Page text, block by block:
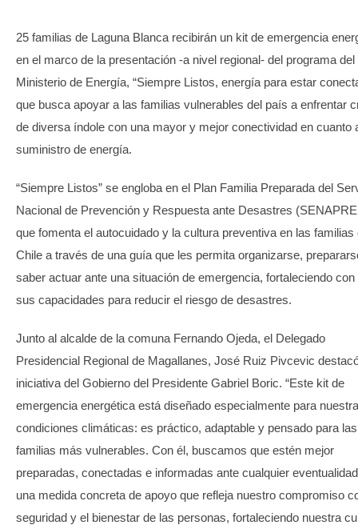
25 familias de Laguna Blanca recibirán un kit de emergencia
en el marco de la presentación -a nivel regional- del programa del
Ministerio de Energía, “Siempre Listos, energía para estar
que busca apoyar a las familias vulnerables del país a enfrentar
de diversa índole con una mayor y mejor conectividad en cuanto
suministro de energía.
“Siempre Listos” se engloba en el Plan Familia Preparada del
Nacional de Prevención y Respuesta ante Desastres
que fomenta el autocuidado y la cultura preventiva en las familias
Chile a través de una guía que les permita organizarse,
saber actuar ante una situación de emergencia, fortaleciendo con
sus capacidades para reducir el riesgo de desastres.
Junto al alcalde de la comuna Fernando Ojeda, el Delegado
Presidencial Regional de Magallanes, José Ruiz Pivcevic
iniciativa del Gobierno del Presidente Gabriel Boric. “Este kit de
emergencia energética está diseñado especialmente para
condiciones climáticas: es práctico, adaptable y pensado para las
familias más vulnerables. Con él, buscamos que estén mejor
preparadas, conectadas e informadas ante cualquier
una medida concreta de apoyo que refleja nuestro compromiso
seguridad y el bienestar de las personas, fortaleciendo nuestra